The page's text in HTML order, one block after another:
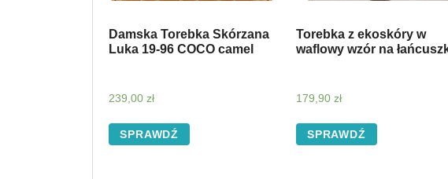
Damska Torebka Skórzana
Luka 19-96 COCO camel
239,00 zł
SPRAWDŹ
Torebka z ekoskóry w
waflowy wzór na
179,90 zł
SPRAWDŹ